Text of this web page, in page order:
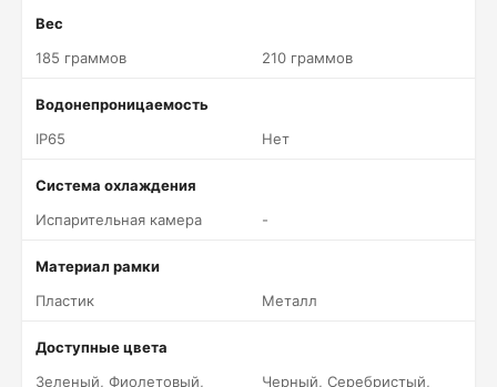
Вес
185 граммов
210 граммов
Водонепроницаемость
IP65
Нет
Система охлаждения
Испарительная камера
-
Материал рамки
Пластик
Металл
Доступные цвета
Зеленый, Фиолетовый,
Черный, Серебристый,